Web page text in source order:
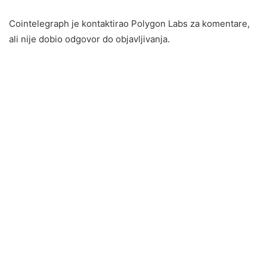
Cointelegraph je kontaktirao Polygon Labs za komentare,
ali nije dobio odgovor do objavljivanja.